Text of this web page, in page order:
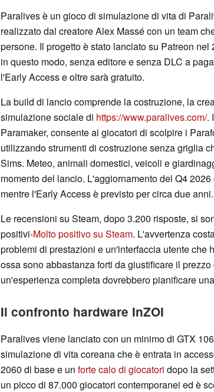
Paralives è un gioco di simulazione di vita di
realizzato dal creatore Alex Massé con un team
persone. Il progetto è stato lanciato su Patreon
in questo modo, senza editore e senza DLC a
l'Early Access e oltre sarà gratuito.
La build di lancio comprende la costruzione, la
simulazione sociale di https://www.paralives.com/.
Paramaker, consente ai giocatori di scolpire i
utilizzando strumenti di costruzione senza griglia
Sims. Meteo, animali domestici, veicoli e
momento del lancio. L'aggiornamento del Q4
mentre l'Early Access è previsto per circa due anni.
Le recensioni su Steam, dopo 3.200 risposte, si
positivi-Molto positivo su Steam. L'avvertenza
problemi di prestazioni e un'interfaccia utente che
ossa sono abbastanza forti da giustificare il
un'esperienza completa dovrebbero pianificare
Il confronto hardware InZOI
Paralives viene lanciato con un minimo di GTX
simulazione di vita coreana che è entrata in
2060 di base e un forte calo di giocatori dopo la
un picco di 87.000 giocatori contemporanei ed è